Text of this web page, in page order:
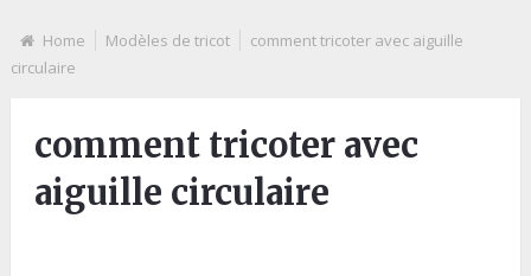
Home Modèles de tricot
comment tricoter avec aiguille
circulaire
comment tricoter avec
aiguille circulaire